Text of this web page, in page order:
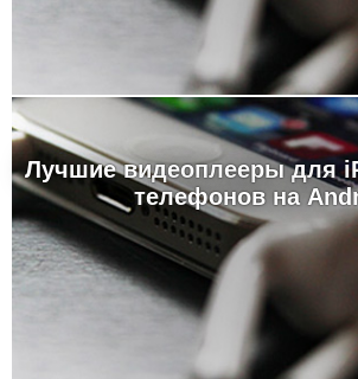
Лучшие видеоплееры для
телефонов на